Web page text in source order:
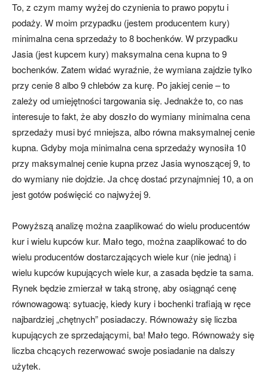
To, z czym mamy wyżej do czynienia to prawo popytu i
podaży. W moim przypadku (jestem producentem kury)
minimalna cena sprzedaży to 8 bochenków. W przypadku
Jasia (jest kupcem kury) maksymalna cena kupna to 9
bochenków. Zatem widać wyraźnie, że wymiana zajdzie tylko
przy cenie 8 albo 9 chlebów za kurę. Po jakiej cenie – to
zależy od umiejętności targowania się. Jednakże to, co nas
interesuje to fakt, że aby doszło do wymiany minimalna cena
sprzedaży musi być mniejsza, albo równa maksymalnej cenie
kupna. Gdyby moja minimalna cena sprzedaży wynosiła 10
przy maksymalnej cenie kupna przez Jasia wynoszącej 9, to
do wymiany nie dojdzie. Ja chcę dostać przynajmniej 10, a on
jest gotów poświęcić co najwyżej 9.
Powyższą analizę można zaaplikować do wielu producentów
kur i wielu kupców kur. Mało tego, można zaaplikować to do
wielu producentów dostarczających wiele kur (nie jedną) i
wielu kupców kupujących wiele kur, a zasada będzie ta sama.
Rynek będzie zmierzał w taką stronę, aby osiągnąć cenę
równowagową: sytuację, kiedy kury i bochenki trafiają w ręce
najbardziej „chętnych” posiadaczy. Równoważy się liczba
kupujących ze sprzedającymi, ba! Mało tego. Równoważy się
liczba chcących rezerwować swoje posiadanie na dalszy
użytek.